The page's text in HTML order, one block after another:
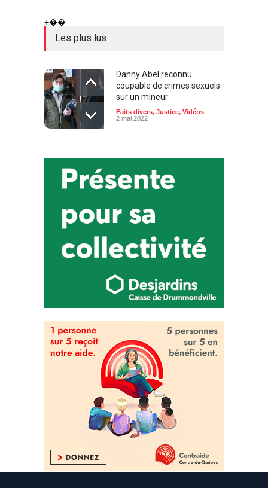
+��
Les plus lus
Danny Abel reconnu
coupable de crimes sexuels
sur un mineur
Faits divers, Justice, Vidéos
2 mai 2022